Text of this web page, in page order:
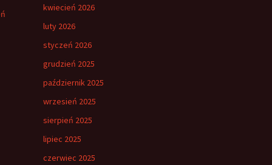
kwiecień 2026
luty 2026
styczeń 2026
grudzień 2025
październik 2025
wrzesień 2025
sierpień 2025
lipiec 2025
czerwiec 2025